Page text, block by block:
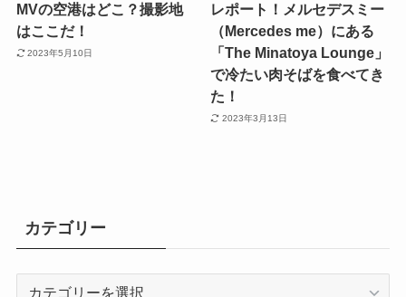
MVの空港はどこ？撮影地
はここだ！
2023年5月10日
レポート！メルセデスミー
（Mercedes me）にある
「The Minatoya Lounge」
で冷たい肉そばを食べてき
た！
2023年3月13日
カテゴリー